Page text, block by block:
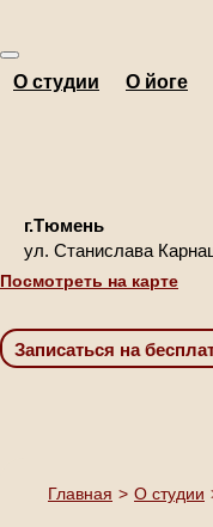
О студии О йоге
г.Тюмень
ул. Станислава
Посмотреть на карте
Главная > О студии